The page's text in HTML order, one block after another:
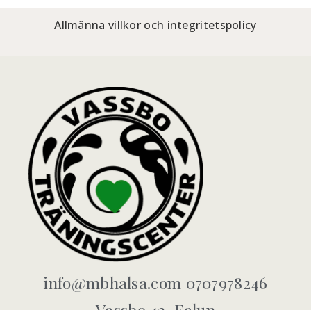
Allmänna villkor och integritetspolicy
info@mbhalsa.com 0707978246